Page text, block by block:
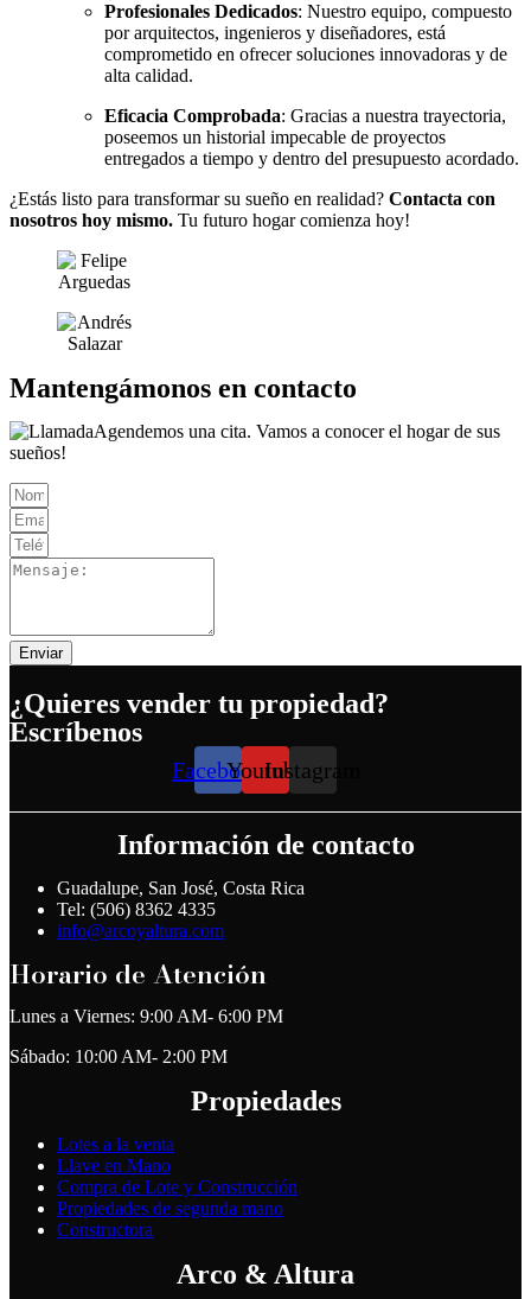
Profesionales Dedicados: Nuestro equipo, compuesto
por arquitectos, ingenieros y diseñadores, está
comprometido en ofrecer soluciones innovadoras y de
alta calidad.
Eficacia Comprobada: Gracias a nuestra trayectoria,
poseemos un historial impecable de proyectos
entregados a tiempo y dentro del presupuesto acordado.
¿Estás listo para transformar su sueño en realidad? Contacta con
nosotros hoy mismo. Tu futuro hogar comienza hoy!
Mantengámonos en contacto
Agendemos una cita. Vamos a conocer el hogar de sus
sueños!
Enviar
¿Quieres vender tu propiedad?
Escríbenos
FacebookYoutubeInstagram
Información de contacto
Guadalupe, San José, Costa Rica
Tel: (506) 8362 4335
info@arcoyaltura.com
Horario de Atención
Lunes a Viernes: 9:00 AM- 6:00 PM
Sábado: 10:00 AM- 2:00 PM
Propiedades
Lotes a la venta
Llave en Mano
Compra de Lote y Construcción
Propiedades de segunda mano
Constructora
Arco & Altura